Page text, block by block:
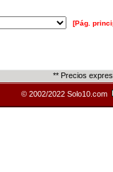
[Pág.
** Precios
© 2002/2022 Solo10.com